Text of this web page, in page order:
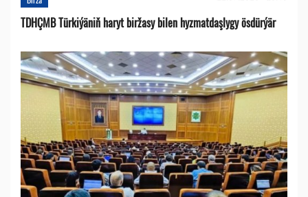
TDHÇMB Türkiýäniň haryt biržasy bilen hyzmatdaşlygy ösdürýär